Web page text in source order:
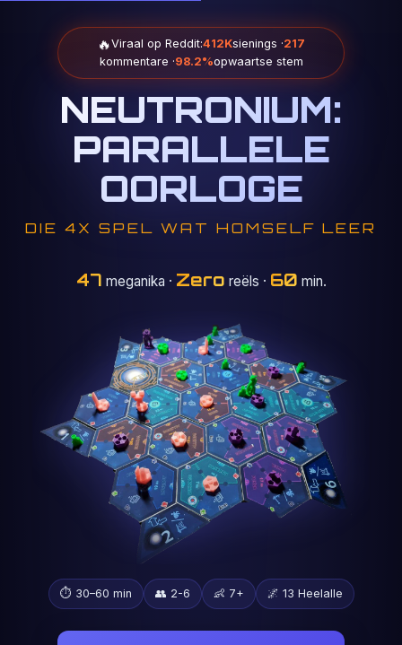
🔥Viraal op Reddit:412Ksienings ·217
kommentare ·98.2%opwaartse stem
NEUTRONIUM:
PARALLELE
OORLOGE
DIE 4X SPEL WAT HOMSELF LEER
47 meganika · Zero reëls · 60 min.
⏱️ 30–60 min 👥 2-6 👶 7+ 🌌 13 Heelalle